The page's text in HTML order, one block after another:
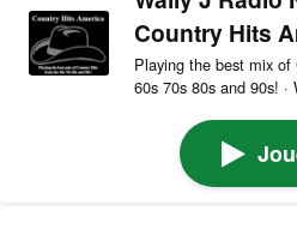
Country Hits
Playing the best mix
60s 70s 80s and 90s! ·